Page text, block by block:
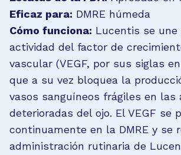
Eficaz para: DMRE húmeda
Cómo funciona: Lucentis se
actividad del factor de
vascular (VEGF, por sus siglas
que a su vez bloquea la
vasos sanguíneos frágiles en las
deterioradas del ojo. El VEGF se
continuamente en la DMRE y se
administración rutinaria de